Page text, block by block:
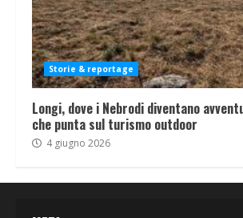
Storie & reportage
Longi, dove i Nebrodi diventano
che punta sul turismo outdoor
4 giugno 2026